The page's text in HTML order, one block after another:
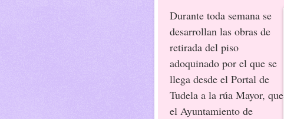
Durante toda semana se
desarrollan las obras de
retirada del piso
adoquinado por el que se
llega desde el Portal de
Tudela a la rúa Mayor, que
el Ayuntamiento de